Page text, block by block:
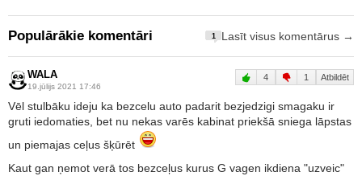
Populārākie komentāri 1 Lasīt visus komentārus →
WALA
19.jūlijs 2021 17:46
4 1 Atbildēt
Vēl stulbāku ideju ka bezcelu auto padarit bezjedzigi smagaku ir
gruti iedomaties, bet nu nekas varēs kabinat priekšā sniega lāpstas
un piemajas ceļus šķūrēt
Kaut gan ņemot verā tos bezceļus kurus G vagen ikdiena "uzveic"